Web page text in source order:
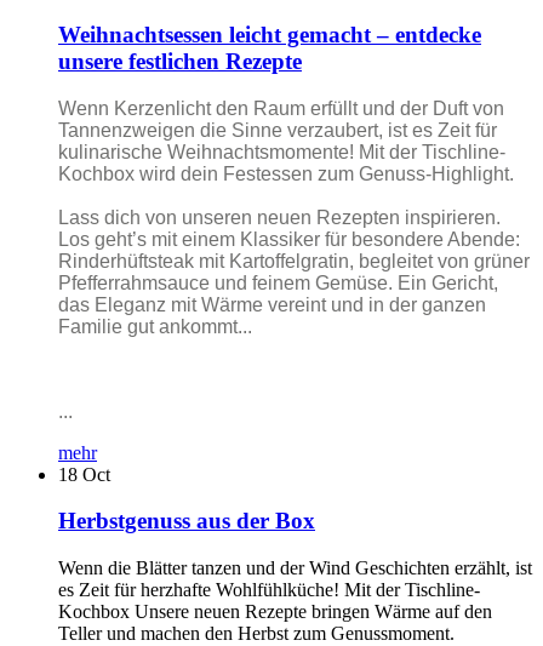
Weihnachtsessen leicht gemacht – entdecke
unsere festlichen Rezepte
Wenn Kerzenlicht den Raum erfüllt und der Duft von
Tannenzweigen die Sinne verzaubert, ist es Zeit für
kulinarische Weihnachtsmomente! Mit der Tischline-
Kochbox wird dein Festessen zum Genuss-Highlight.
Lass dich von unseren neuen Rezepten inspirieren.
Los geht’s mit einem Klassiker für besondere Abende:
Rinderhüftsteak mit Kartoffelgratin, begleitet von grüner
Pfefferrahmsauce und feinem Gemüse. Ein Gericht,
das Eleganz mit Wärme vereint und in der ganzen
Familie gut ankommt...
...
mehr
18 Oct
Herbstgenuss aus der Box
Wenn die Blätter tanzen und der Wind Geschichten erzählt, ist
es Zeit für herzhafte Wohlfühlküche! Mit der Tischline-
Kochbox Unsere neuen Rezepte bringen Wärme auf den
Teller und machen den Herbst zum Genussmoment.